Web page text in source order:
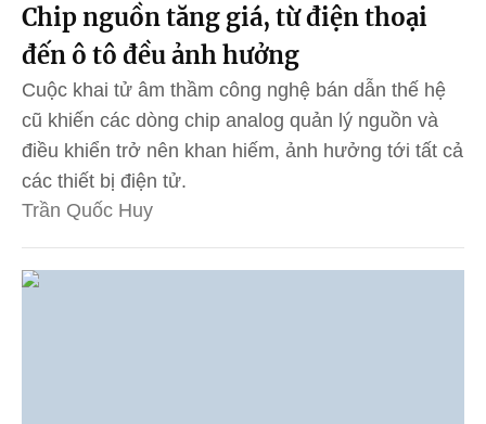
Chip nguồn tăng giá, từ điện thoại
đến ô tô đều ảnh hưởng
Cuộc khai tử âm thầm công nghệ bán dẫn thế hệ
cũ khiến các dòng chip analog quản lý nguồn và
điều khiển trở nên khan hiếm, ảnh hưởng tới tất cả
các thiết bị điện tử.
Trần Quốc Huy